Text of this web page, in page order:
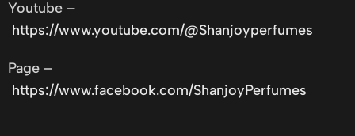
Youtube –
https://www.youtube.com/@Shanjoyperfumes
Page –
https://www.facebook.com/ShanjoyPerfumes